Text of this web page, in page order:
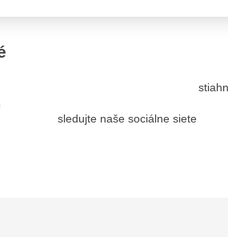
sledujte naše sociálne siete